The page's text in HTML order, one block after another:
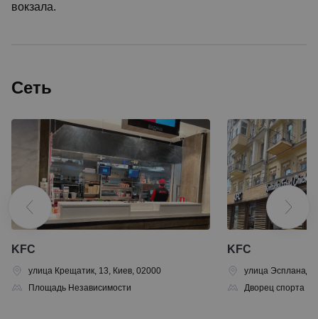
вокзала.
Сеть
KFC
улица Крещатик, 13, Киев, 02000
Площадь Независимости
KFC
улица
Дворец спорта